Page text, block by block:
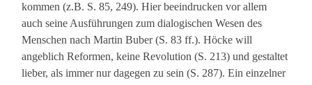
kommen (z.B. S. 85, 249). Hier beeindrucken vor allem
auch seine Ausführungen zum dialogischen Wesen des
Menschen nach Martin Buber (S. 83 ff.). Höcke will
angeblich Reformen, keine Revolution (S. 213) und gestaltet
lieber, als immer nur dagegen zu sein (S. 287). Ein einzelner